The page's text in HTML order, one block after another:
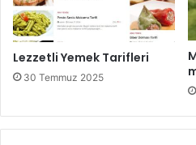
Lezzetli Yemek Tarifleri
30 Temmuz 2025